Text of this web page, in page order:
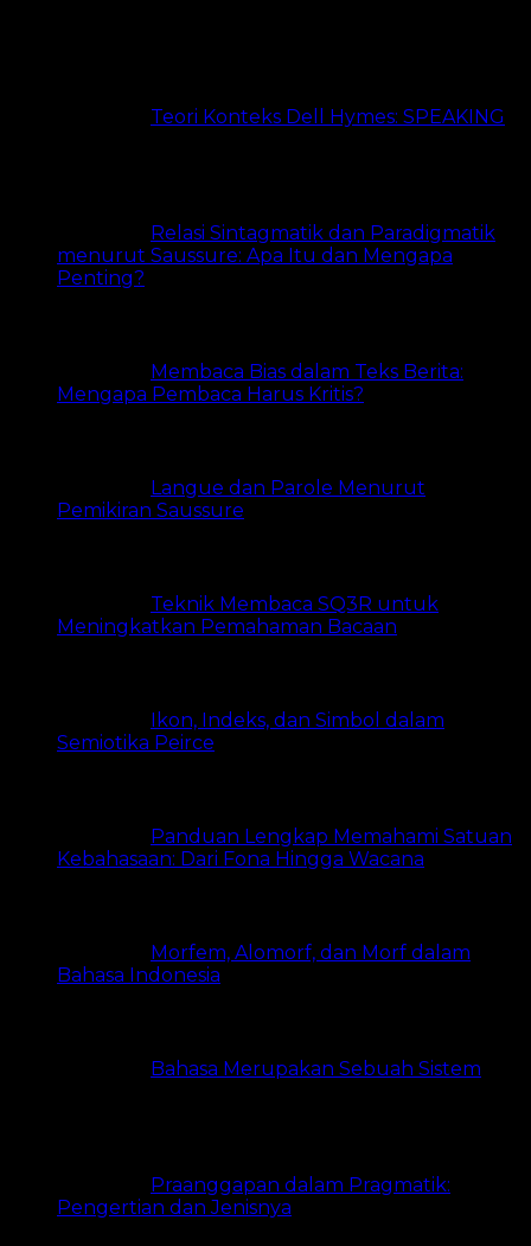
Teori Konteks Dell Hymes: SPEAKING
Relasi Sintagmatik dan Paradigmatik
menurut Saussure: Apa Itu dan Mengapa
Penting?
Membaca Bias dalam Teks Berita:
Mengapa Pembaca Harus Kritis?
Langue dan Parole Menurut
Pemikiran Saussure
Teknik Membaca SQ3R untuk
Meningkatkan Pemahaman Bacaan
Ikon, Indeks, dan Simbol dalam
Semiotika Peirce
Panduan Lengkap Memahami Satuan
Kebahasaan: Dari Fona Hingga Wacana
Morfem, Alomorf, dan Morf dalam
Bahasa Indonesia
Bahasa Merupakan Sebuah Sistem
Praanggapan dalam Pragmatik:
Pengertian dan Jenisnya